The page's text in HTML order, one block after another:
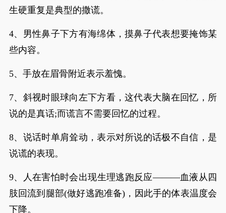
生硬重复是典型的撒谎。
4、男性鼻子下方有海绵体，摸鼻子代表想要掩饰某
些内容。
5、手放在眉骨附近表示羞愧。
7、斜视时眼球向左下方看，这代表大脑在回忆，所
说的是真话;而谎言不需要回忆的过程。
8、说话时单肩耸动，表示对所说的话极不自信，是
说谎的表现。
9、人在害怕时会出现生理逃跑反应———血液从四
肢回流到腿部(做好逃跑准备)，因此手的体表温度会
下降。